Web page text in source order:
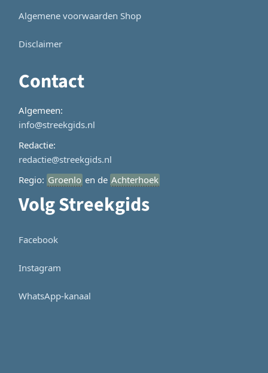
Algemene voorwaarden Shop
Disclaimer
Contact
Algemeen:
info@streekgids.nl
Redactie:
redactie@streekgids.nl
Regio: Groenlo en de Achterhoek
Volg Streekgids
Facebook
Instagram
WhatsApp-kanaal